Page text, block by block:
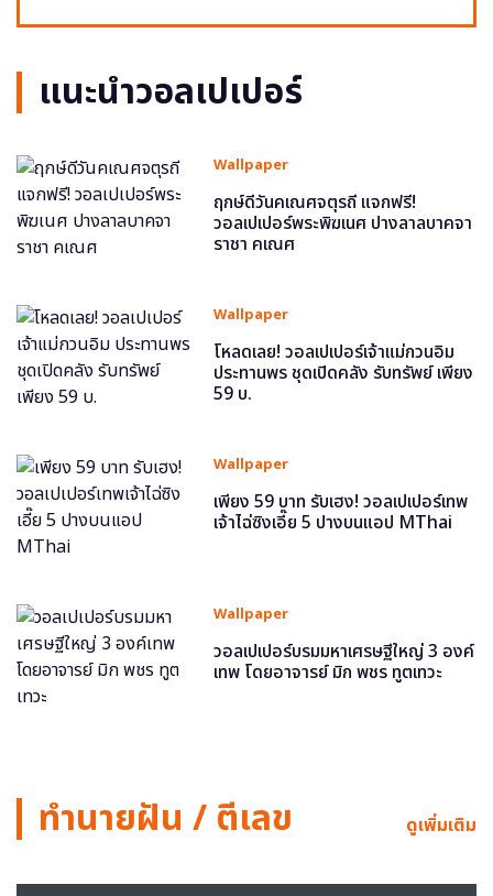
แนะนำวอลเปเปอร์
Wallpaper
ฤกษ์ดีวันคเณศจตุรถี แจกฟรี!
วอลเปเปอร์พระพิฆเนศ ปางลาลบาคจา
ราชา คเณศ
Wallpaper
โหลดเลย! วอลเปเปอร์เจ้าแม่กวนอิม
ประทานพร ชุดเปิดคลัง รับทรัพย์ เพียง
59 บ.
Wallpaper
เพียง 59 บาท รับเฮง! วอลเปเปอร์เทพ
เจ้าไฉ่ซิงเอี๊ย 5 ปางบนแอป MThai
Wallpaper
วอลเปเปอร์บรมมหาเศรษฐีใหญ่ 3 องค์
เทพ โดยอาจารย์ มิก พชร ทูตเทวะ
ทำนายฝัน / ตีเลข ดูเพิ่มเติม